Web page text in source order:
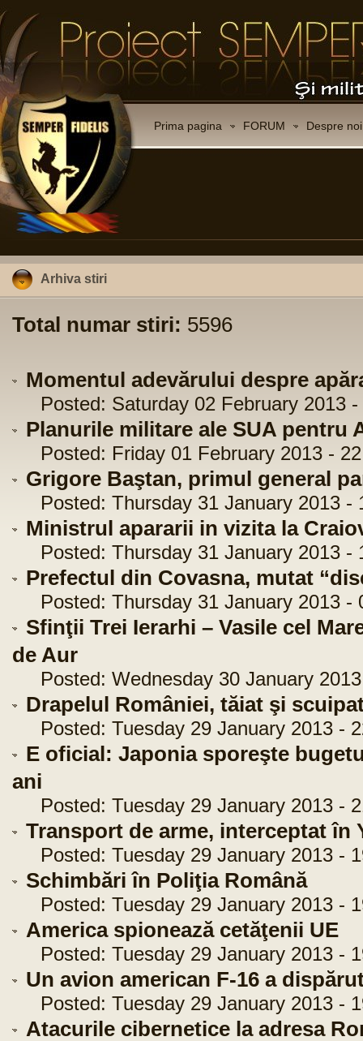
Prima pagina FORUM Despre noi
Arhiva stiri
Total numar stiri: 5596
Momentul adevărului despre
Posted: Saturday 02 February 2013 -
Planurile militare ale SUA pentru
Posted: Friday 01 February 2013 -
Grigore Baştan, primul general
Posted: Thursday 31 January 2013 -
Ministrul apararii in vizita la
Posted: Thursday 31 January 2013 -
Prefectul din Covasna, mutat
Posted: Thursday 31 January 2013 -
Sfinţii Trei Ierarhi – Vasile cel
de Aur
Posted: Wednesday 30 January
Drapelul României, tăiat şi
Posted: Tuesday 29 January 2013 -
E oficial: Japonia sporeşte
ani
Posted: Tuesday 29 January 2013 -
Transport de arme, interceptat în
Posted: Tuesday 29 January 2013 -
Schimbări în Poliţia Română
Posted: Tuesday 29 January 2013 -
America spionează cetăţenii UE
Posted: Tuesday 29 January 2013 -
Un avion american F-16 a
Posted: Tuesday 29 January 2013 -
Atacurile cibernetice la adresa